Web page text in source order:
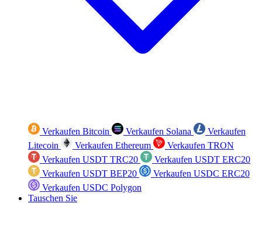
Verkaufen Bitcoin Verkaufen Solana
Verkaufen
Litecoin
Verkaufen Ethereum
Verkaufen TRON
Verkaufen USDT TRC20
Verkaufen USDT ERC20
Verkaufen USDT BEP20
Verkaufen USDC ERC20
Verkaufen USDC Polygon
Tauschen Sie